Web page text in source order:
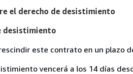
el derecho de desistimiento
desistimiento
este contrato en un plazo
vencerá a los 14 días